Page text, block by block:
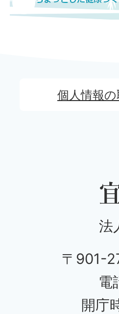
個人情報
法
〒901-
電
開庁